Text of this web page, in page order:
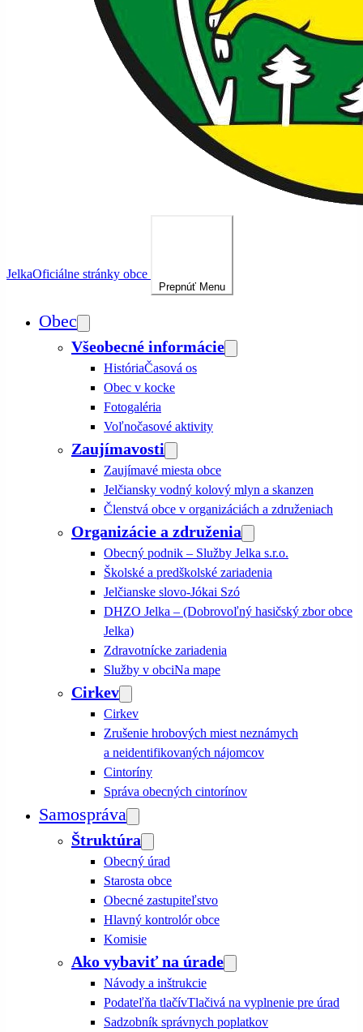
JelkaOficiálne stránky obce
Prepnúť Menu
Obec
Všeobecné informácie
HistóriaČasová os
Obec v kocke
Fotogaléria
Voľnočasové aktivity
Zaujímavosti
Zaujímavé miesta obce
Jelčiansky vodný kolový mlyn a skanzen
Členstvá obce v organizáciách a združeniach
Organizácie a združenia
Obecný podnik – Služby Jelka s.r.o.
Školské a predškolské zariadenia
Jelčianske slovo-Jókai Szó
DHZO Jelka – (Dobrovoľný hasičský zbor obce
Jelka)
Zdravotnícke zariadenia
Služby v obciNa mape
Cirkev
Cirkev
Zrušenie hrobových miest neznámych
a neidentifikovaných nájomcov
Cintoríny
Správa obecných cintorínov
Samospráva
Štruktúra
Obecný úrad
Starosta obce
Obecné zastupiteľstvo
Hlavný kontrolór obce
Komisie
Ako vybaviť na úrade
Návody a inštrukcie
Podateľňa tlačívTlačivá na vyplnenie pre úrad
Sadzobník správnych poplatkov